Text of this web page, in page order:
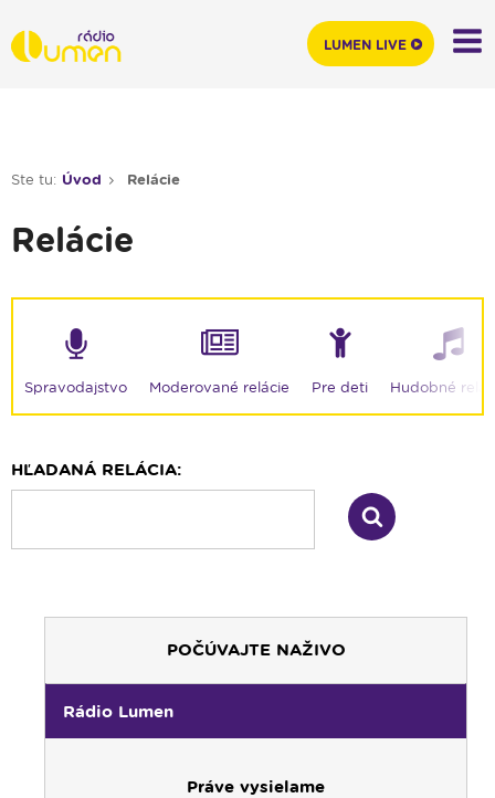
Ste tu: Úvod Relácie
Relácie
Spravodajstvo Moderované relácie Pre deti Hudobné
HĽADANÁ RELÁCIA:
POČÚVAJTE NAŽIVO
Rádio Lumen
Práve vysielame
LUMEN LIVE